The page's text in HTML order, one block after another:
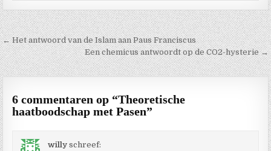
Berichtnavigatie
← Het antwoord van de Islam aan Paus Franciscus
Een chemicus antwoordt op de CO2-hysterie →
6 commentaren op “Theoretische
haatboodschap met Pasen”
willy schreef: